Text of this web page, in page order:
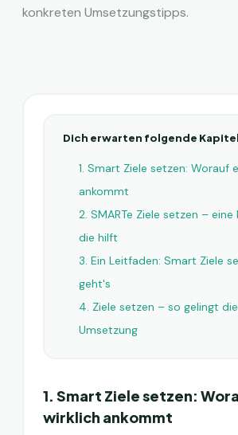
konkreten Umsetzungstipps.
Dich erwarten folgende
1. Smart Ziele setzen: Worauf
ankommt
2. SMARTe Ziele setzen –
die hilft
3. Ein Leitfaden: Smart Ziele
geht's
4. Ziele setzen – so gelingt die
Umsetzung
1. Smart Ziele setzen:
wirklich ankommt